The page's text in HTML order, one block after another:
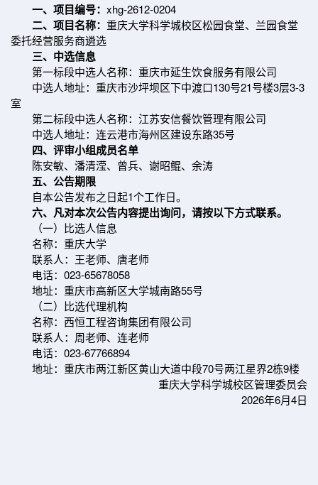
一、项目编号： xhg-2612-0204
二、项目名称： 重庆大学科学城校区松园食堂、兰园食堂
委托经营服务商遴选
三、中选信息
第一标段中选人名称：重庆市延生饮食服务有限公司
中选人地址：重庆市沙坪坝区下中渡口130号21号楼3层3-3
室
第二标段中选人名称：江苏安信餐饮管理有限公司
中选人地址：连云港市海州区建设东路35号
四、评审小组成员名单
陈安敏、潘清滢、曾兵、谢昭鲲、余涛
五、公告期限
自本公告发布之日起1个工作日。
六、凡对本次公告内容提出询问，请按以下方式联系。
（一）比选人信息
名称：重庆大学
联系人：王老师、唐老师
电话：023-65678058
地址：重庆市高新区大学城南路55号
（二）比选代理机构
名称：西恒工程咨询集团有限公司
联系人：周老师、连老师
电话：023-67766894
地址：重庆市两江新区黄山大道中段70号两江星界2栋9楼
重庆大学科学城校区管理委员会
2026年6月4日